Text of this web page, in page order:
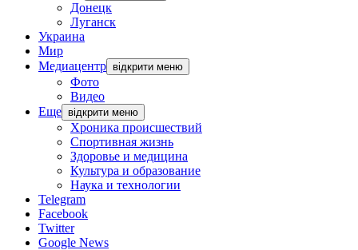
Донецк
Луганск
Украина
Мир
Медиацентр відкрити меню
Фото
Видео
Еще відкрити меню
Хроника происшествий
Спортивная жизнь
Здоровье и медицина
Культура и образование
Наука и технологии
Telegram
Facebook
Twitter
Google News